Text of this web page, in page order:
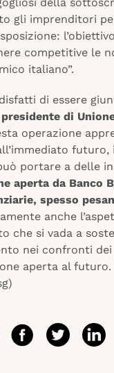
gli imprenditori
competitive le
italiano”.
di essere
presidente di
operazione
portare a delle
aperta da Banco
spesso
anche
che si vada a
nei confronti
aperta al